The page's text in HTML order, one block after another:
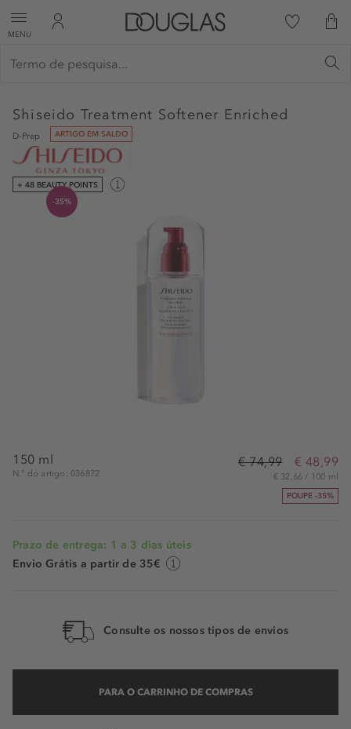
MENU
Shiseido Treatment Softener Enriched
D-Prep ARTIGO EM SALDO
+ 48 BEAUTY POINTS
-35%
150 ml
N.° do artigo: 036872
€ 74,99 € 48,99
€ 32,66 / 100 ml
POUPE -35%
Prazo de entrega: 1 a 3 dias úteis
Envio Grátis a partir de 35€
Consulte os nossos tipos de envios
PARA O CARRINHO DE COMPRAS